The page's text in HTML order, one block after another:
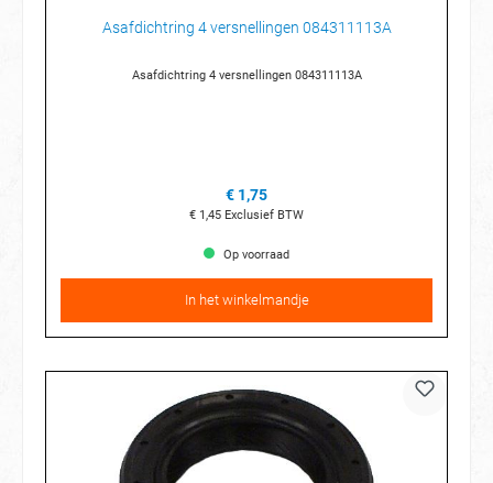
Asafdichtring 4 versnellingen 084311113A
Asafdichtring 4 versnellingen 084311113A
€ 1,75
€ 1,45 Exclusief BTW
Op voorraad
In het winkelmandje